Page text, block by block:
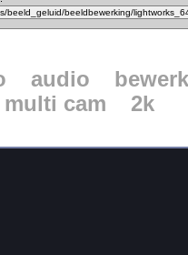
audio
multi cam 2k